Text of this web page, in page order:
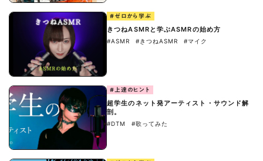
#ゼロから学ぶ
きつねASMRと学ぶASMRの始め方
#ASMR #きつねASMR #マイク
#上達のヒント
超学生のネット発アーティスト・サウンド解
剖。
#DTM #歌ってみた